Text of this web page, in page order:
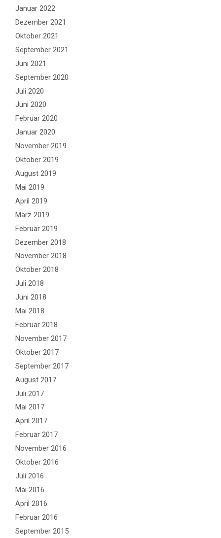
Januar 2022
Dezember 2021
Oktober 2021
September 2021
Juni 2021
September 2020
Juli 2020
Juni 2020
Februar 2020
Januar 2020
November 2019
Oktober 2019
August 2019
Mai 2019
April 2019
März 2019
Februar 2019
Dezember 2018
November 2018
Oktober 2018
Juli 2018
Juni 2018
Mai 2018
Februar 2018
November 2017
Oktober 2017
September 2017
August 2017
Juli 2017
Mai 2017
April 2017
Februar 2017
November 2016
Oktober 2016
Juli 2016
Mai 2016
April 2016
Februar 2016
September 2015